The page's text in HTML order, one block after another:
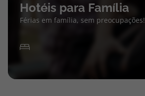
Hotéis para Família
Férias em família, sem preocupações!